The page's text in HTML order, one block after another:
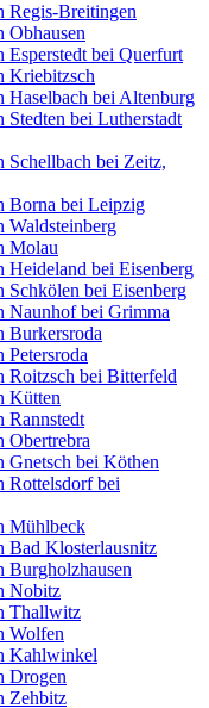
Regis-Breitingen
Obhausen
Esperstedt bei Querfurt
Kriebitzsch
Haselbach bei Altenburg
Stedten bei Lutherstadt
Schellbach bei Zeitz,
Borna bei Leipzig
Waldsteinberg
Molau
Heideland bei Eisenberg
Schkölen bei Eisenberg
Naunhof bei Grimma
Burkersroda
Petersroda
Roitzsch bei Bitterfeld
Kütten
Rannstedt
Obertrebra
Gnetsch bei Köthen
Rottelsdorf bei
Mühlbeck
Bad Klosterlausnitz
Burgholzhausen
Nobitz
Thallwitz
Wolfen
Kahlwinkel
Drogen
Zehbitz